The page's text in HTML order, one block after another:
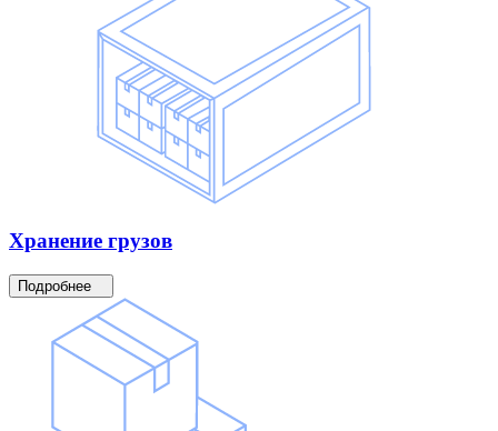
Хранение грузов
Подробнее